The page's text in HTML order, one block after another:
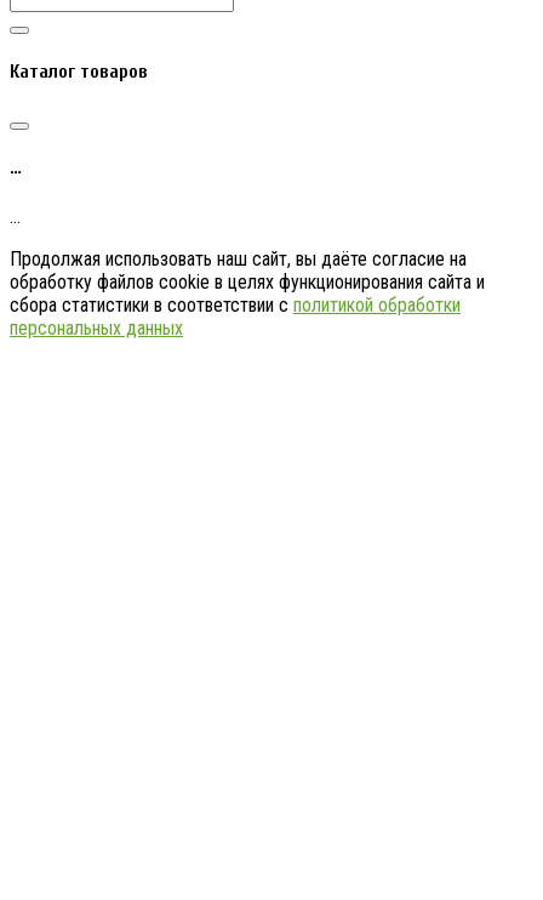
Каталог товаров
…
…
Продолжая использовать наш сайт, вы даёте согласие на
обработку файлов cookie в целях функционирования сайта и
сбора статистики в соответствии с политикой обработки
персональных данных